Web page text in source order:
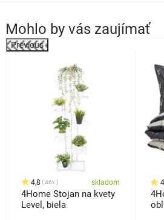
Mohlo by vás zaujímať
Previous
4,8 46x skladom
4Home Stojan na kvety
Level, biela